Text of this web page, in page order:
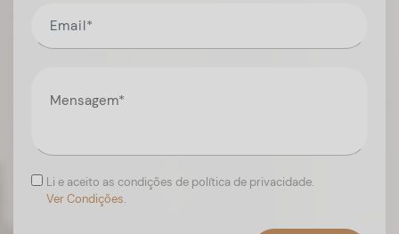
Li e aceito as condições de política de privacidade.
Ver Condições.